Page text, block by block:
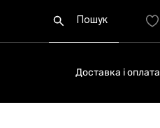
Доставка і оплата